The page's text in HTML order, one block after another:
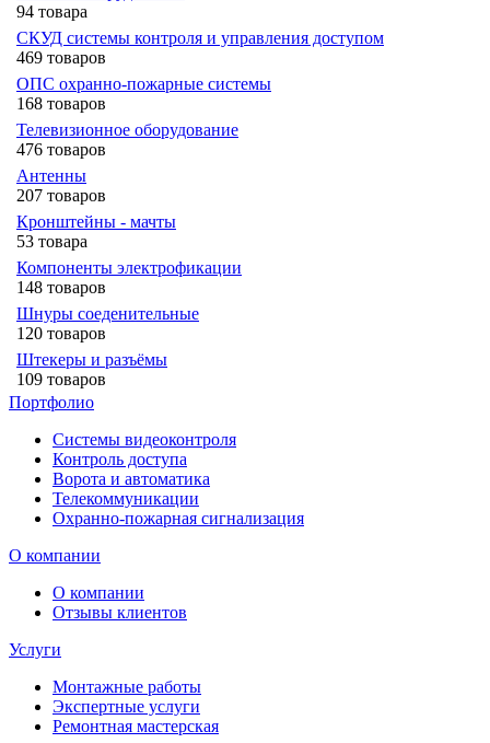
94 товара
СКУД системы контроля и управления доступом
469 товаров
ОПС охранно-пожарные системы
168 товаров
Телевизионное оборудование
476 товаров
Антенны
207 товаров
Кронштейны - мачты
53 товара
Компоненты электрофикации
148 товаров
Шнуры соеденительные
120 товаров
Штекеры и разъёмы
109 товаров
Портфолио
Системы видеоконтроля
Контроль доступа
Ворота и автоматика
Телекоммуникации
Охранно-пожарная сигнализация
О компании
О компании
Отзывы клиентов
Услуги
Монтажные работы
Экспертные услуги
Ремонтная мастерская